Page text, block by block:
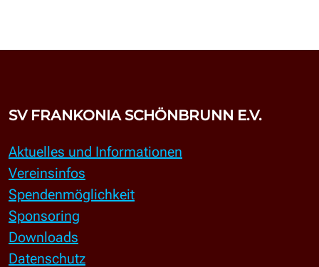
SV FRANKONIA SCHÖNBRUNN E.V.
Aktuelles und Informationen
Vereinsinfos
Spendenmöglichkeit
Sponsoring
Downloads
Datenschutz